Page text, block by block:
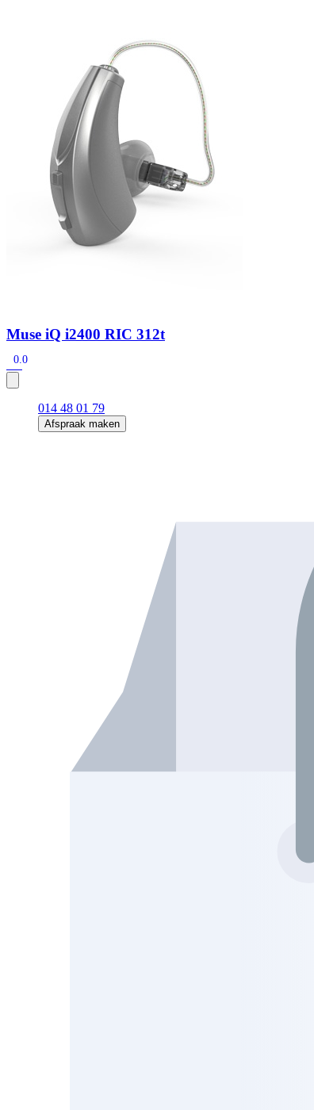
HoorapparaatbatterijenOticon hoorapparaten
Oticon IntentSignia Silk Domes
Oticon Intent 1 - Oplaadbaar
De Oticon Intent is het nieuwste hoorapparaat van dit moment.
Muse iQ i2400 RIC 312t
0.0
014 48 01 79
Afspraak maken